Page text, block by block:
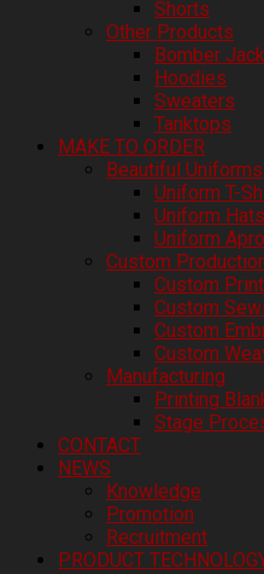
Shorts
Other Products
Bomber
Hoodies
Sweaters
Tanktops
MAKE TO ORDER
Beautiful Uniforms
Uniform T-
Uniform Hats
Uniform
Custom
Custom
Custom
Custom
Custom
Manufacturing
Printing
Stage
CONTACT
NEWS
Knowledge
Promotion
Recruitment
PRODUCT